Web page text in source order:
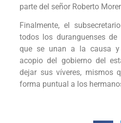
parte del señor Roberto
Finalmente, el
todos los duranguenses
que se unan a la causa
acopio del gobierno del
dejar sus víveres, mismos
forma puntual a los